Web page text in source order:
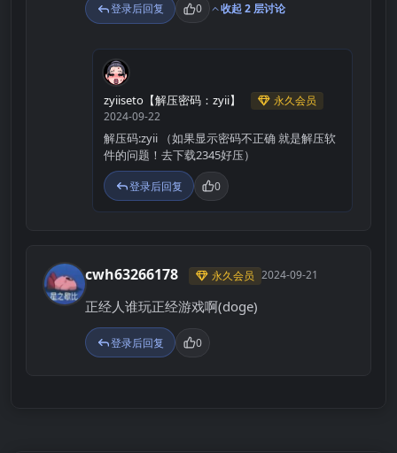
登录后回复 0 收起 2 层讨论
Z
zyiiseto【解压密码：zyii】
永久会员
2024-09-22
解压码:zyii （如果显示密码不正确 就是解压软
件的问题！去下载2345好压）
登录后回复 0
C cwh63266178 永久会员 2024-09-21
正经人谁玩正经游戏啊(doge)
登录后回复 0